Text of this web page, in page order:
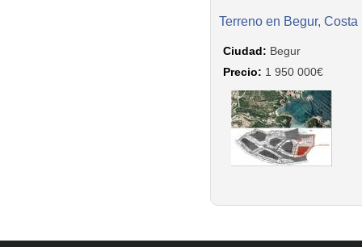
Terreno en Begur, Costa
Ciudad: Begur
Precio: 1 950 000€